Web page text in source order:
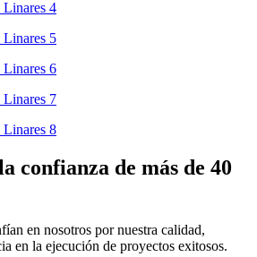
confianza de más de 40
en nosotros por nuestra calidad,
en la ejecución de proyectos exitosos.